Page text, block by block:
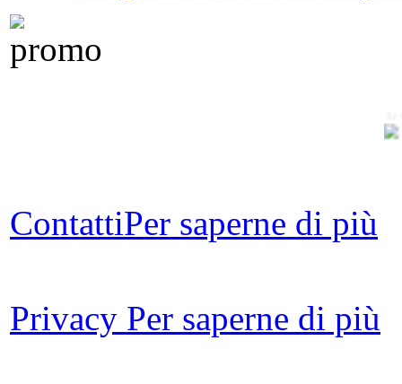
ContattiPer saperne di più
Privacy Per saperne di più